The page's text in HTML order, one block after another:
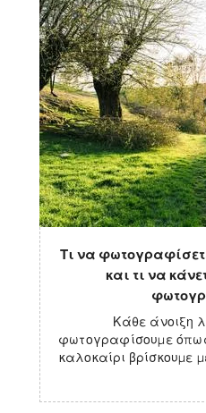
Τι να
και τι να
Κάθε άνοιξη
φωτογραφίσουμε
καλοκαίρι βρίσκουμε